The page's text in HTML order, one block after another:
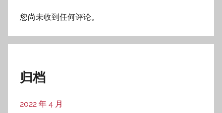
您尚未收到任何评论。
归档
2022 年 4 月